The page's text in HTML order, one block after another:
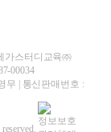
가스터디교육㈜
00034
무 | 통신판매번호 :